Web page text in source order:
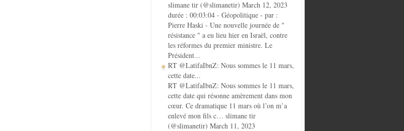
slimane tir (@slimanetir) March 12, 2023
durée : 00:03:04 - Géopolitique - par :
Pierre Haski - Une nouvelle journée de "
résistance " a eu lieu hier en Israël, contre
les réformes du premier ministre. Le
Président...
RT @LatifaIbnZ: Nous sommes le 11 mars,
cette date...
RT @LatifaIbnZ: Nous sommes le 11 mars,
cette date qui résonne amèrement dans mon
cœur. Ce dramatique 11 mars où l’on m’a
enlevé mon fils c… slimane tir
(@slimanetir) March 11, 2023